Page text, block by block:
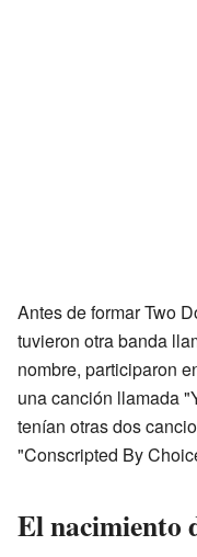
Antes de formar Two
tuvieron otra banda
nombre, participaron
una canción llamada
tenían otras dos
"Conscripted By
El nacimiento